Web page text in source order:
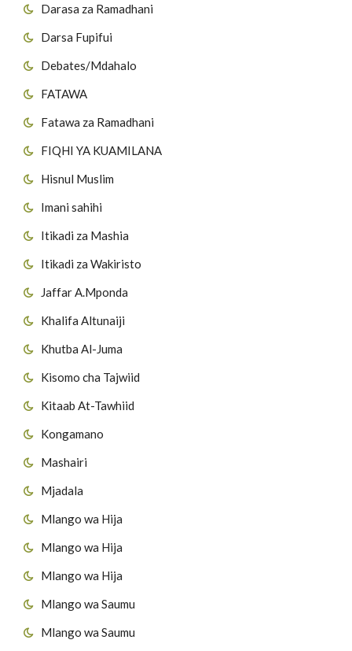
Darasa za Ramadhani
Darsa Fupifui
Debates/Mdahalo
FATAWA
Fatawa za Ramadhani
FIQHI YA KUAMILANA
Hisnul Muslim
Imani sahihi
Itikadi za Mashia
Itikadi za Wakiristo
Jaffar A.Mponda
Khalifa Altunaiji
Khutba Al-Juma
Kisomo cha Tajwiid
Kitaab At-Tawhiid
Kongamano
Mashairi
Mjadala
Mlango wa Hija
Mlango wa Hija
Mlango wa Hija
Mlango wa Saumu
Mlango wa Saumu